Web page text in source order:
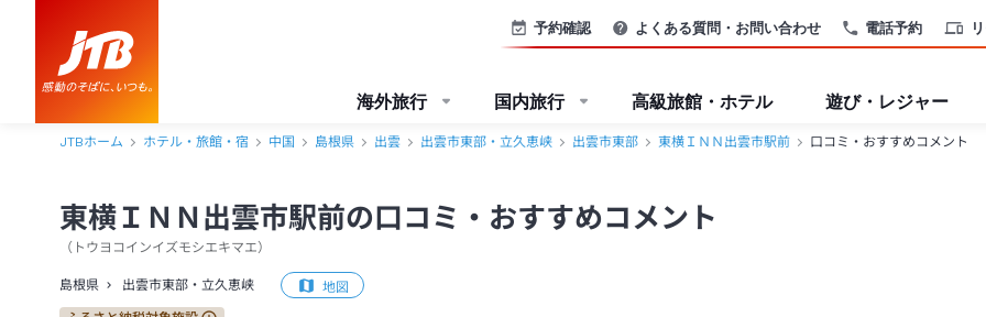
電話予約
予約確認 よくある質問・お問い合わせ
海外旅行 国内旅行 高級旅館・ホテル 遊び・レジャー
JTBホーム ホテル・旅館・宿 中国 島根県 出雲 出雲市東部・立久恵峡 出雲市東部 東横ＩＮＮ出雲市駅前 口コミ・おすすめコメント
東横ＩＮＮ出雲市駅前の口コミ・おすすめコメント
（ トウヨコインイズモシエキマエ）
島根県 出雲市東部・立久恵峡 地図